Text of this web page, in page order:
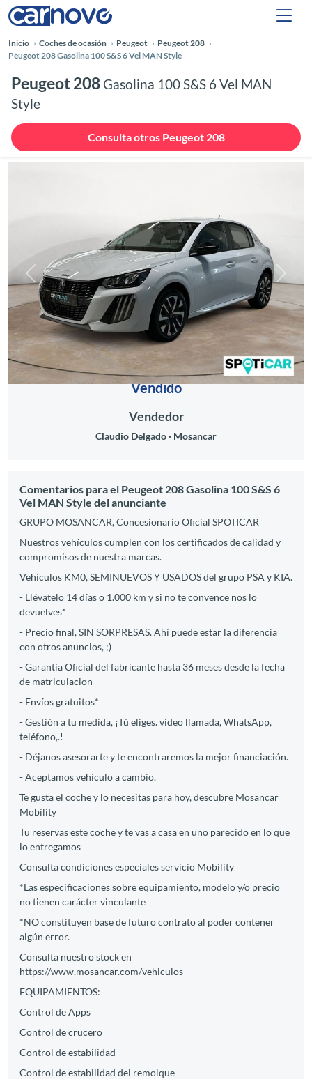
Inicio Coches de ocasión Peugeot
Peugeot 208
Peugeot 208 Gasolina 100 S&S 6 Vel MAN Style
Peugeot 208 Gasolina 100 S&S 6 Vel MAN
Style
Consulta otros Peugeot 208
Anterior
Vendido
Vendedor
Claudio Delgado Mosancar
Comentarios para el Peugeot 208 Gasolina 100 S&S 6
Vel MAN Style del anunciante
GRUPO MOSANCAR, Concesionario Oficial SPOTICAR
Nuestros vehículos cumplen con los certificados de calidad y
compromisos de nuestra marcas.
Vehículos KM0, SEMINUEVOS Y USADOS del grupo PSA y KIA.
- Llévatelo 14 días o 1.000 km y si no te convence nos lo
devuelves*
- Precio final, SIN SORPRESAS. Ahí puede estar la diferencia
con otros anuncios, ;)
- Garantía Oficial del fabricante hasta 36 meses desde la fecha
de matriculacion
- Envíos gratuitos*
- Gestión a tu medida, ¡Tú eliges. video llamada, WhatsApp,
teléfono,.!
- Déjanos asesorarte y te encontraremos la mejor financiación.
- Aceptamos vehículo a cambio.
Te gusta el coche y lo necesitas para hoy, descubre Mosancar
Mobility
Tu reservas este coche y te vas a casa en uno parecido en lo que
lo entregamos
Consulta condiciones especiales servicio Mobility
*Las especificaciones sobre equipamiento, modelo y/o precio
no tienen carácter vinculante
*NO constituyen base de futuro contrato al poder contener
algún error.
Consulta nuestro stock en
https://www.mosancar.com/vehiculos
EQUIPAMIENTOS:
Control de Apps
Control de crucero
Control de estabilidad
Control de estabilidad del remolque